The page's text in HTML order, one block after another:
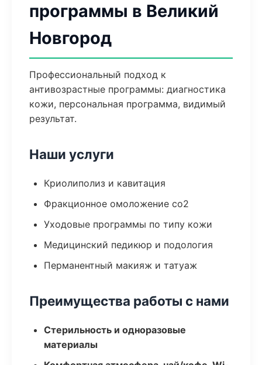
программы в Великий
Новгород
Профессиональный подход к
антивозрастные программы: диагностика
кожи, персональная программа, видимый
результат.
Наши услуги
Криолиполиз и кавитация
Фракционное омоложение co2
Уходовые программы по типу кожи
Медицинский педикюр и подология
Перманентный макияж и татуаж
Преимущества работы с нами
Стерильность и одноразовые
материалы